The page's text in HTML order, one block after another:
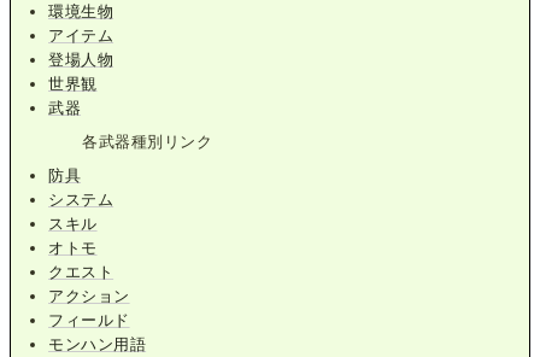
環境生物
アイテム
登場人物
世界観
武器
各武器種別リンク
防具
システム
スキル
オトモ
クエスト
アクション
フィールド
モンハン用語